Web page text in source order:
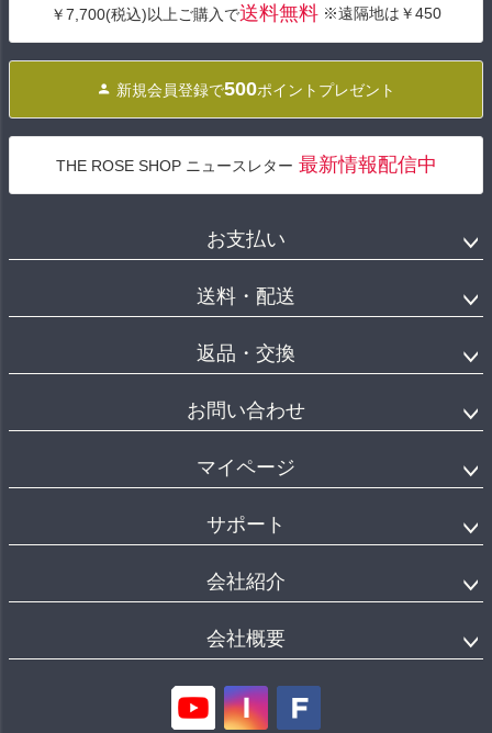
へ
￥7,700(税込)以上ご購入で送料無料 ※遠隔地は￥450
新規会員登録で500ポイントプレゼント
THE ROSE SHOP ニュースレター 最新情報配信中
お支払い
送料・配送
返品・交換
お問い合わせ
マイページ
サポート
会社紹介
会社概要